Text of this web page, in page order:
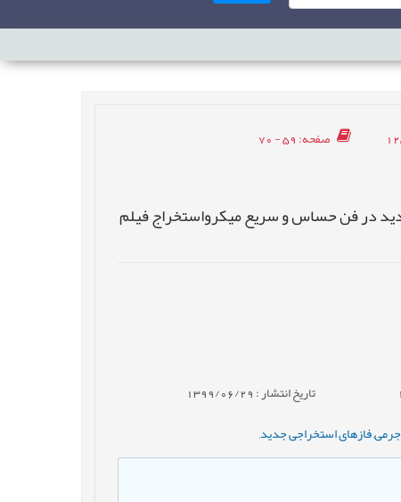
صفحه: 59 - 70
در فن حساس و سریع میکرواستخراج فیلم
تاریخ انتشار : 1399/06/29
,فازهای استخراجی جدید,